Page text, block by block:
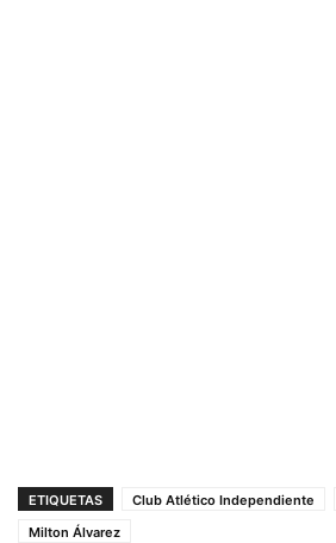
ETIQUETAS Club Atlético Independiente
Milton Álvarez